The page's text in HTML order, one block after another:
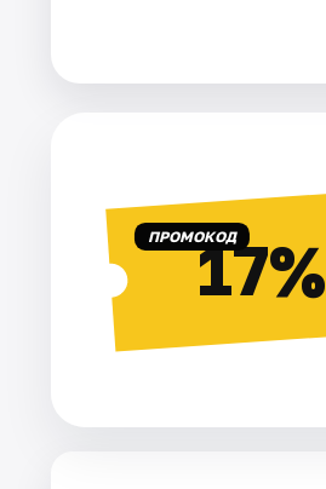
ПРОМОКОД17%